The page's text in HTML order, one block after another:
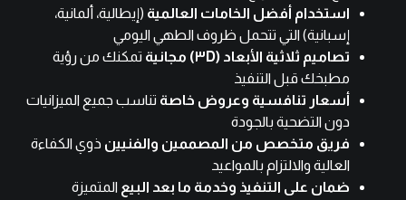
استخدام أفضل الخامات العالمية (إيطالية، ألمانية،
إسبانية) التي تتحمل ظروف الطهي اليومي
تصاميم ثلاثية الأبعاد (٣D) مجانية
تمكنك من رؤية
مطبخك قبل التنفيذ
أسعار تنافسية وعروض خاصة تناسب جميع الميزانيات
دون التضحية بالجودة
فريق متخصص من المصممين والفنيين ذوي الكفاءة
العالية والالتزام بالمواعيد
ضمان على التنفيذ وخدمة ما بعد البيع المتميزة